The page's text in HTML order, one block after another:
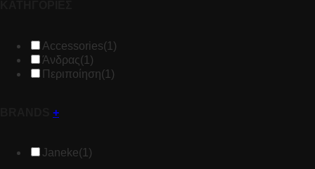
Accessories(1)
Άνδρας(1)
Περιποίηση(1)
+
Janeke(1)